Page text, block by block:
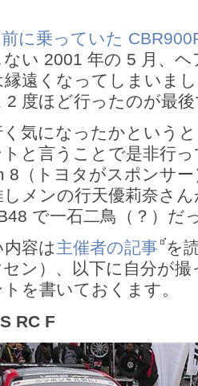
前に乗っていた
い 2001 年の 5 月、
遠くなってしまいま
2 度ほど行ったのが最
気になったかという
と言うことで是非行
8（トヨタがスポンサ
メンの行天優莉奈さ
で一石二鳥（？）だ
容は主催者の記事 を
セン）、以下に自分が
を書いておくます。
RC F